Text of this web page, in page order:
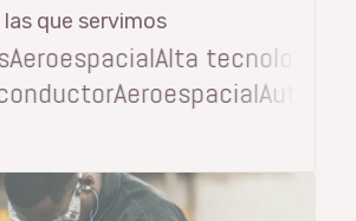
que servimos
Alta tecnología
Aeroespacial